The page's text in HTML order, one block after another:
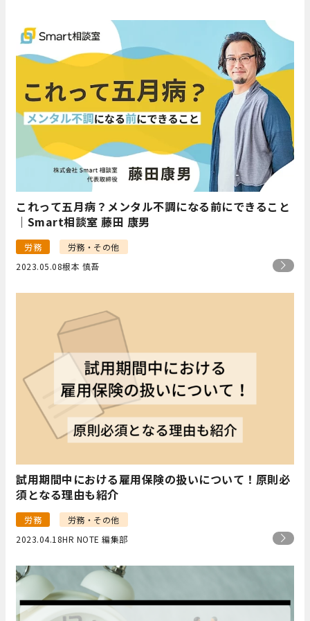
これって五月病？メンタル不調になる前にできること
｜Smart相談室 藤田 康男
労務
労務・その他
2023.05.08根本 慎吾
試用期間中における雇用保険の扱いについて！原則必
須となる理由も紹介
労務
労務・その他
2023.04.18HR NOTE 編集部